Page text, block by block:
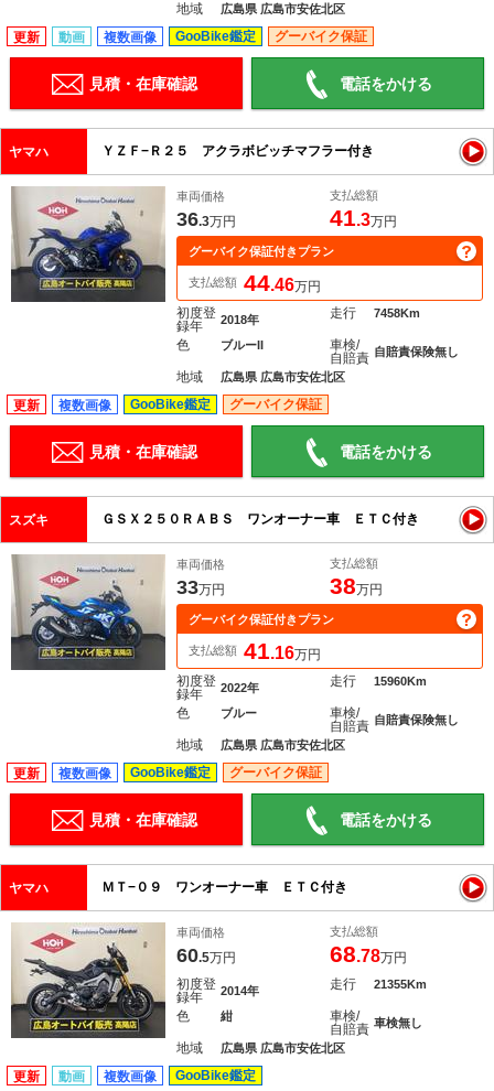
地域 広島県 広島市安佐北区
更新 動画 複数画像 GooBike鑑定 グーバイク保証
見積・在庫確認 電話をかける
ヤマハ ＹＺＦ−Ｒ２５ アクラボビッチマフラー付き
車両価格
36.3万円
支払総額
41.3万円
グーバイク保証付きプラン
支払総額 44.46万円
初度登
録年
2018年 走行 7458Km
色 ブルーII
車検/
自賠責 自賠責保険無し
地域 広島県 広島市安佐北区
更新 複数画像 GooBike鑑定 グーバイク保証
見積・在庫確認 電話をかける
スズキ ＧＳＸ２５０ＲＡＢＳ ワンオーナー車 ＥＴＣ付き
車両価格
33万円
支払総額
38万円
グーバイク保証付きプラン
支払総額 41.16万円
初度登
録年
2022年 走行 15960Km
色 ブルー
車検/
自賠責 自賠責保険無し
地域 広島県 広島市安佐北区
更新 複数画像 GooBike鑑定 グーバイク保証
見積・在庫確認 電話をかける
ヤマハ ＭＴ−０９ ワンオーナー車 ＥＴＣ付き
車両価格
60.5万円
支払総額
68.78万円
初度登
録年
2014年 走行 21355Km
色 紺
車検/
自賠責 車検無し
地域 広島県 広島市安佐北区
更新 動画 複数画像 GooBike鑑定